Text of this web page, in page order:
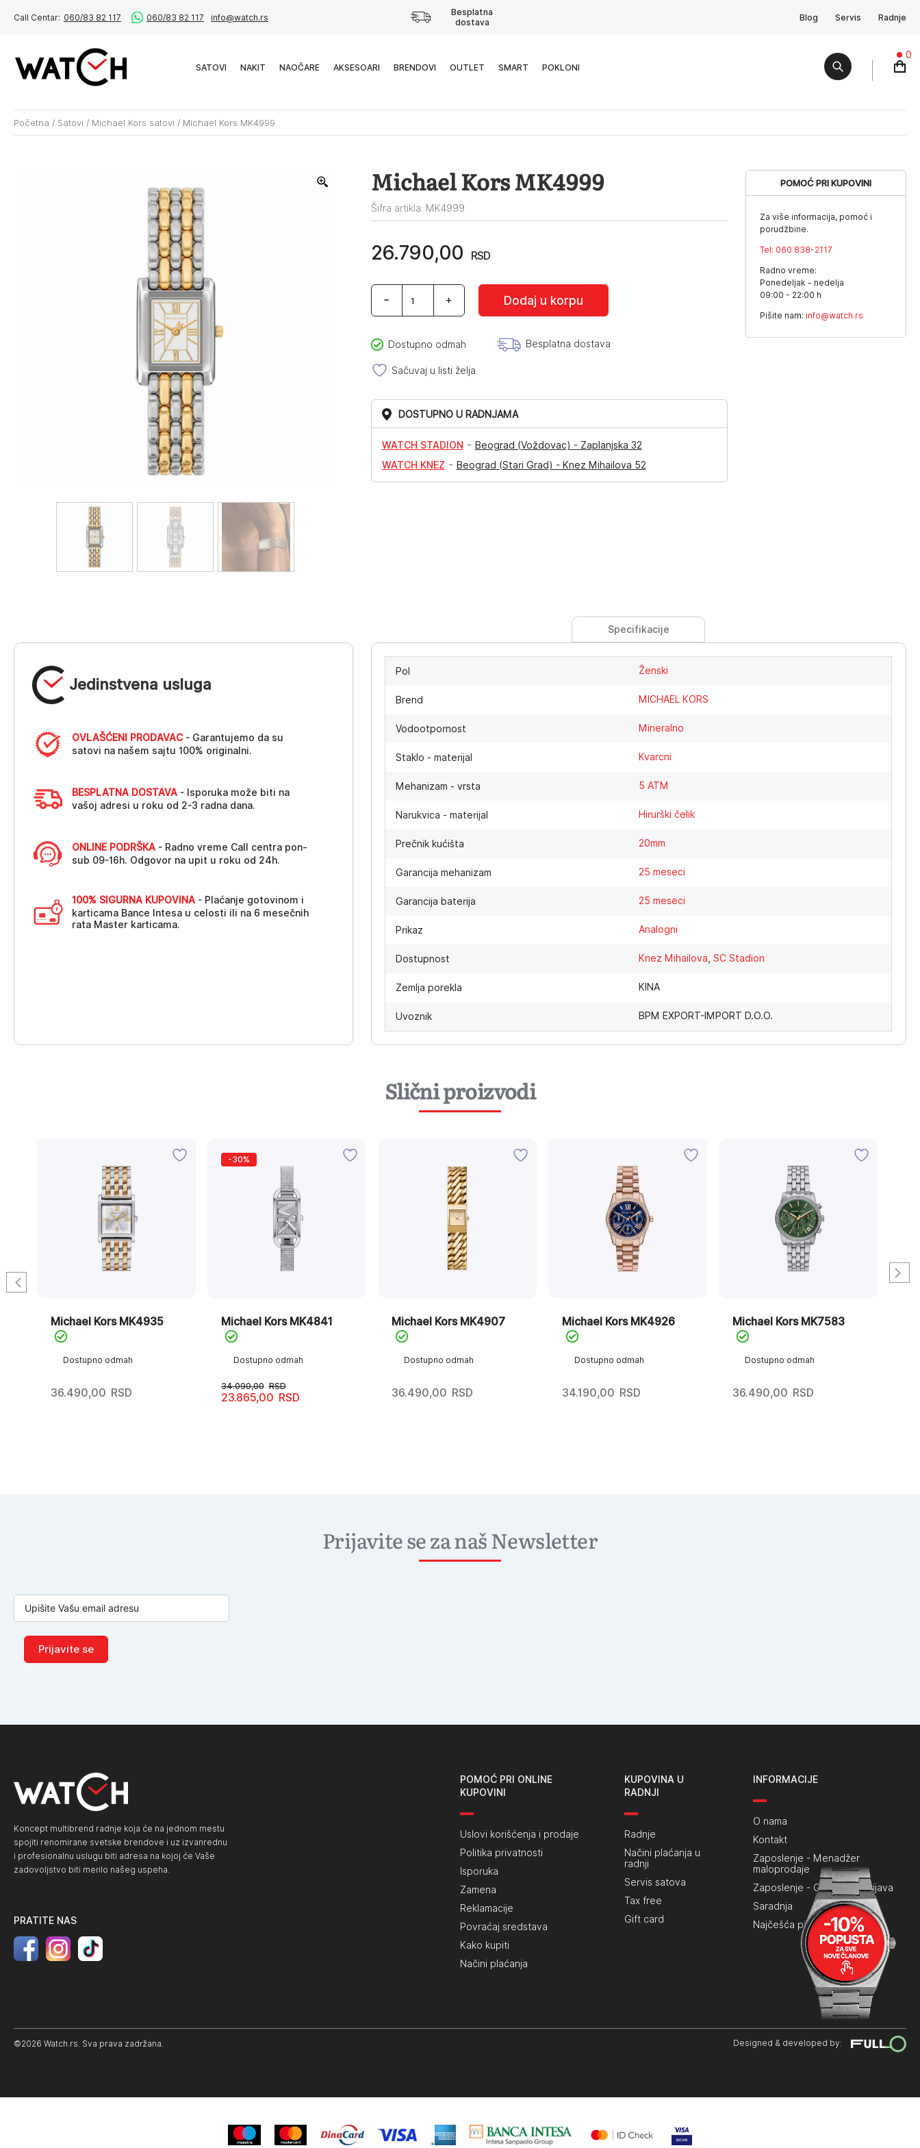
Call Centar: 060/83 82 117 060/83 82 117 info@watch.rs
Besplatna
dostava
Blog Servis Radnje
SATOVI NAKIT NAOČARE AKSESOARI BRENDOVI OUTLET SMART POKLONI
0
Početna / Satovi / Michael Kors satovi / Michael Kors MK4999
Michael Kors MK4999
Šifra artikla: MK4999
26.790,00 RSD
Michael
Kors
MK4999
Dodaj u korpu
Dostupno odmah Besplatna dostava
Sačuvaj u listi želja
DOSTUPNO U RADNJAMA
WATCH STADION - Beograd (Voždovac) - Zaplanjska 32
WATCH KNEZ - Beograd (Stari Grad) - Knez Mihailova 52
POMOĆ PRI KUPOVINI
Za više informacija, pomoć i
porudžbine.
Tel: 060 838-2117
Radno vreme:
Ponedeljak - nedelja
09:00 - 22:00 h
Pišite nam: info@watch.rs
Jedinstvena usluga
OVLAŠĆENI PRODAVAC- Garantujemo da su
satovi na našem sajtu 100% originalni.
BESPLATNA DOSTAVA - Isporuka može biti na
vašoj adresi u roku od 2-3 radna dana.
ONLINE PODRŠKA - Radno vreme Call centra pon-
sub 09-16h. Odgovor na upit u roku od 24h.
100% SIGURNA KUPOVINA - Plaćanje gotovinom i
karticama Bance Intesa u celosti ili na 6 mesečnih
rata Master karticama.
Specifikacije
Pol Ženski
Brend MICHAEL KORS
Vodootpornost Mineralno
Staklo - materijal Kvarcni
Mehanizam - vrsta 5 ATM
Narukvica - materijal Hirurški čelik
Prečnik kućišta 20mm
Garancija mehanizam 25 meseci
Garancija baterija 25 meseci
Prikaz Analogni
Dostupnost Knez Mihailova ,SC Stadion
Zemlja porekla KINA
Uvoznik BPM EXPORT-IMPORT D.O.O.
Slični proizvodi
Dostupno odmah
Michael Kors MK4935
36.490,00 RSD
-30%
Dostupno odmah
Michael Kors MK4841
34.090,00 RSD
Originalna
23.865,00 RSD
Trenutna
Dostupno odmah
Michael Kors MK4907
36.490,00 RSD
Dostupno odmah
Michael Kors MK4926
34.190,00 RSD
Dostupno odmah
Michael Kors MK7583
36.490,00 RSD
Prijavite se za naš Newsletter
Prijavite se
Koncept multibrend radnje koja će na jednom mestu
spojiti renomirane svetske brendove i uz izvanrednu
i profesionalnu uslugu biti adresa na kojoj će Vaše
zadovoljstvo biti merilo našeg uspeha.
PRATITE NAS
POMOĆ PRI ONLINE
KUPOVINI
Uslovi korišćenja i prodaje
Politika privatnosti
Isporuka
Zamena
Reklamacije
Povraćaj sredstava
Kako kupiti
Načini plaćanja
KUPOVINA U
RADNJI
Radnje
Načini plaćanja u
radnji
Servis satova
Tax free
Gift card
INFORMACIJE
O nama
Kontakt
Zaposlenje - Menadžer
maloprodaje
Zaposlenje - Generalna prijava
Saradnja
Najčešća pitanja
©2026 Watch.rs. Sva prava zadržana. Designed & developed by: